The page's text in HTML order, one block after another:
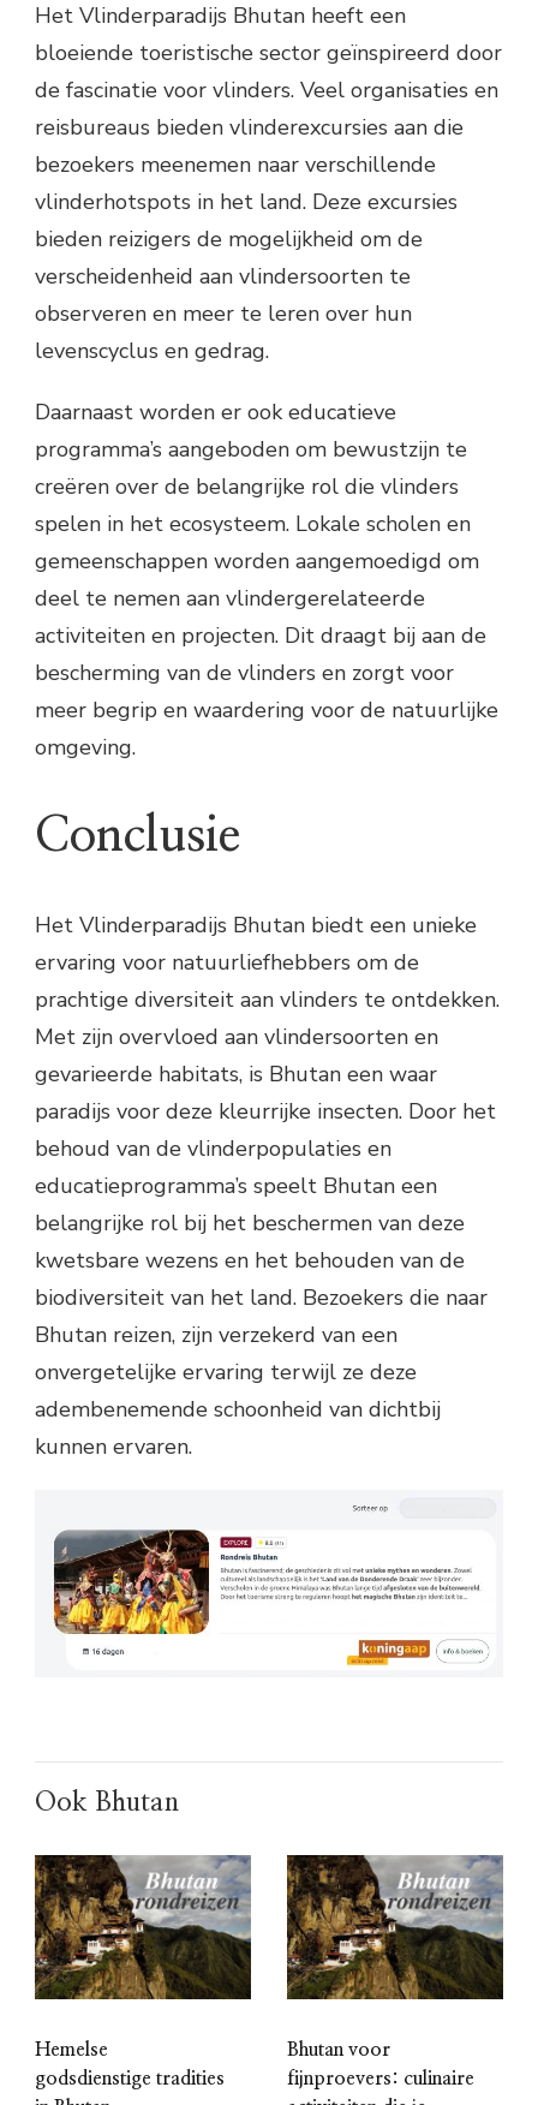
Het Vlinderparadijs Bhutan heeft een
bloeiende toeristische sector geïnspireerd door
de fascinatie voor vlinders. Veel organisaties en
reisbureaus bieden vlinderexcursies aan die
bezoekers meenemen naar verschillende
vlinderhotspots in het land. Deze excursies
bieden reizigers de mogelijkheid om de
verscheidenheid aan vlindersoorten te
observeren en meer te leren over hun
levenscyclus en gedrag.
Daarnaast worden er ook educatieve
programma’s aangeboden om bewustzijn te
creëren over de belangrijke rol die vlinders
spelen in het ecosysteem. Lokale scholen en
gemeenschappen worden aangemoedigd om
deel te nemen aan vlindergerelateerde
activiteiten en projecten. Dit draagt bij aan de
bescherming van de vlinders en zorgt voor
meer begrip en waardering voor de natuurlijke
omgeving.
Conclusie
Het Vlinderparadijs Bhutan biedt een unieke
ervaring voor natuurliefhebbers om de
prachtige diversiteit aan vlinders te ontdekken.
Met zijn overvloed aan vlindersoorten en
gevarieerde habitats, is Bhutan een waar
paradijs voor deze kleurrijke insecten. Door het
behoud van de vlinderpopulaties en
educatieprogramma’s speelt Bhutan een
belangrijke rol bij het beschermen van deze
kwetsbare wezens en het behouden van de
biodiversiteit van het land. Bezoekers die naar
Bhutan reizen, zijn verzekerd van een
onvergetelijke ervaring terwijl ze deze
adembenemende schoonheid van dichtbij
kunnen ervaren.
Ook Bhutan
Hemelse
godsdienstige tradities
Bhutan voor
fijnproevers: culinaire